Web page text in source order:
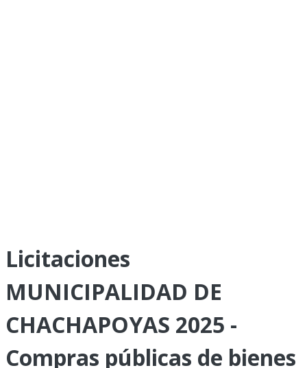
Licitaciones
MUNICIPALIDAD DE
CHACHAPOYAS 2025 -
Compras públicas de bienes